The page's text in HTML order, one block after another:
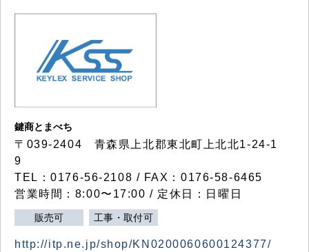
鍵商とまべち
〒039-2404 青森県上北郡東北町上北北1-24-1
9
TEL：0176-56-2108 / FAX：0176-58-6465
営業時間：8:00〜17:00 / 定休日：日曜日
販売可 工事・取付可
http://itp.ne.jp/shop/KN0200060600124377/